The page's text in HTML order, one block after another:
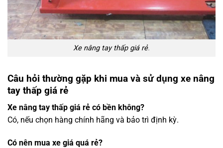
Xe nâng tay thấp giá rẻ.
Câu hỏi thường gặp khi mua và sử dụng xe nâng
tay thấp giá rẻ
Xe nâng tay thấp giá rẻ có bền không?
Có, nếu chọn hàng chính hãng và bảo trì định kỳ.
Có nên mua xe giá quá rẻ?